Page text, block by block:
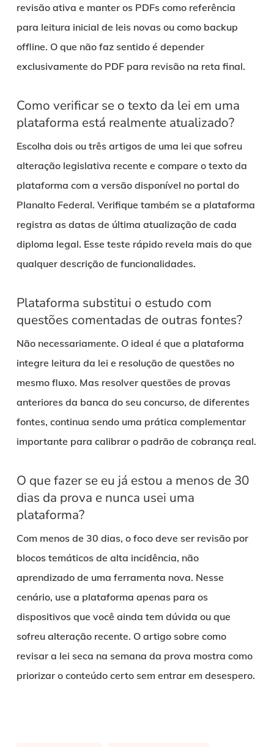
revisão ativa e manter os PDFs como referência
para leitura inicial de leis novas ou como backup
offline. O que não faz sentido é depender
exclusivamente do PDF para revisão na reta final.
Como verificar se o texto da lei em uma
plataforma está realmente atualizado?
Escolha dois ou três artigos de uma lei que sofreu
alteração legislativa recente e compare o texto da
plataforma com a versão disponível no portal do
Planalto Federal. Verifique também se a plataforma
registra as datas de última atualização de cada
diploma legal. Esse teste rápido revela mais do que
qualquer descrição de funcionalidades.
Plataforma substitui o estudo com
questões comentadas de outras fontes?
Não necessariamente. O ideal é que a plataforma
integre leitura da lei e resolução de questões no
mesmo fluxo. Mas resolver questões de provas
anteriores da banca do seu concurso, de diferentes
fontes, continua sendo uma prática complementar
importante para calibrar o padrão de cobrança real.
O que fazer se eu já estou a menos de 30
dias da prova e nunca usei uma
plataforma?
Com menos de 30 dias, o foco deve ser revisão por
blocos temáticos de alta incidência, não
aprendizado de uma ferramenta nova. Nesse
cenário, use a plataforma apenas para os
dispositivos que você ainda tem dúvida ou que
sofreu alteração recente. O artigo sobre como
revisar a lei seca na semana da prova mostra como
priorizar o conteúdo certo sem entrar em desespero.